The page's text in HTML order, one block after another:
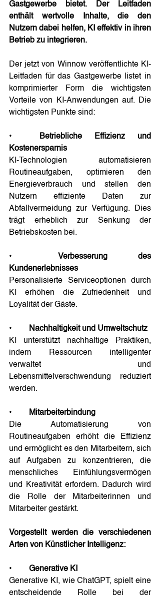
Gastgewerbe bietet. Der Leitfaden
enthält wertvolle Inhalte, die den
Nutzern dabei helfen, KI effektiv in ihren
Betrieb zu integrieren.
Der jetzt von Winnow veröffentlichte KI-
Leitfaden für das Gastgewerbe listet in
komprimierter Form die wichtigsten
Vorteile von KI-Anwendungen auf. Die
wichtigsten Punkte sind:
Betriebliche Effizienz und
Kostenersparnis
KI-Technologien automatisieren
Routineaufgaben, optimieren den
Energieverbrauch und stellen den
Nutzern effiziente Daten zur
Abfallvermeidung zur Verfügung. Dies
trägt erheblich zur Senkung der
Betriebskosten bei.
Verbesserung des
Kundenerlebnisses
Personalisierte Serviceoptionen durch
KI erhöhen die Zufriedenheit und
Loyalität der Gäste.
Nachhaltigkeit und Umweltschutz
KI unterstützt nachhaltige Praktiken,
indem Ressourcen intelligenter
verwaltet und
Lebensmittelverschwendung reduziert
werden.
Mitarbeiterbindung
Die Automatisierung von
Routineaufgaben erhöht die Effizienz
und ermöglicht es den Mitarbeitern, sich
auf Aufgaben zu konzentrieren, die
menschliches Einfühlungsvermögen
und Kreativität erfordern. Dadurch wird
die Rolle der Mitarbeiterinnen und
Mitarbeiter gestärkt.
Vorgestellt werden die verschiedenen
Arten von Künstlicher Intelligenz:
Generative KI
Generative KI, wie ChatGPT, spielt eine
entscheidende Rolle bei der